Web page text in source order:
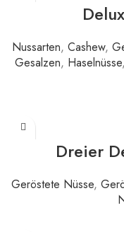
Nussarten, Cashew,
Gesalzen, Haselnüsse,
Dreier
Geröstete Nüsse,